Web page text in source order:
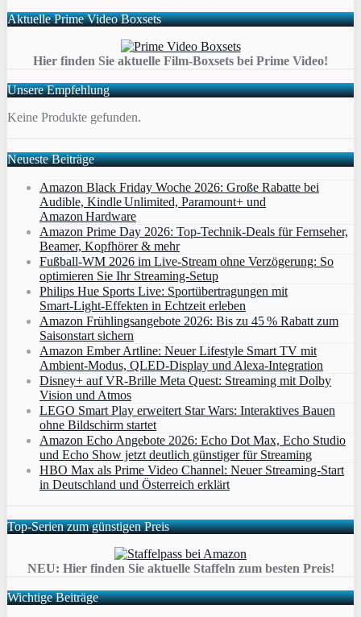
Aktuelle Prime Video Boxsets
Hier finden Sie aktuelle Film-Boxsets bei Prime Video!
Unsere Empfehlung
Keine Produkte gefunden.
Neueste Beiträge
Amazon Black Friday Woche 2026: Große Rabatte bei
Audible, Kindle Unlimited, Paramount+ und
Amazon Hardware
Amazon Prime Day 2026: Top-Technik-Deals für Fernseher,
Beamer, Kopfhörer & mehr
Fußball-WM 2026 im Live-Stream ohne Verzögerung: So
optimieren Sie Ihr Streaming-Setup
Philips Hue Sports Live: Sportübertragungen mit
Smart‑Light‑Effekten in Echtzeit erleben
Amazon Frühlingsangebote 2026: Bis zu 45 % Rabatt zum
Saisonstart sichern
Amazon Ember Artline: Neuer Lifestyle Smart TV mit
Ambient‑Modus, QLED‑Display und Alexa‑Integration
Disney+ auf VR-Brille Meta Quest: Streaming mit Dolby
Vision und Atmos
LEGO Smart Play erweitert Star Wars: Interaktives Bauen
ohne Bildschirm startet
Amazon Echo Angebote 2026: Echo Dot Max, Echo Studio
und Echo Show jetzt deutlich günstiger für Streaming
HBO Max als Prime Video Channel: Neuer Streaming‑Start
in Deutschland und Österreich erklärt
Top-Serien zum günstigen Preis
NEU: Hier finden Sie aktuelle Staffeln zum besten Preis!
Wichtige Beiträge